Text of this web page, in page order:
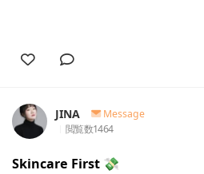
JINA
Message
閲覧数1464
Skincare First 💸